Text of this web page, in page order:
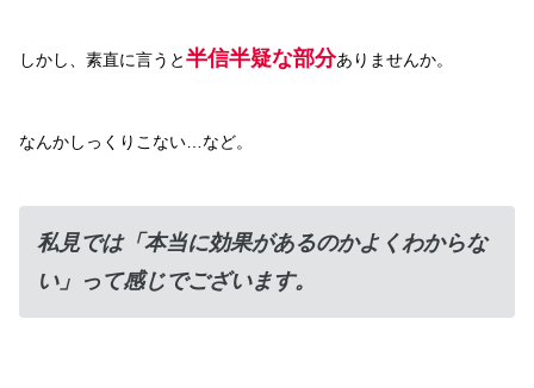
しかし、素直に言うと半信半疑な部分ありませんか。
なんかしっくりこない…など。
私見では「本当に効果があるのかよくわからな
い」って感じでございます。